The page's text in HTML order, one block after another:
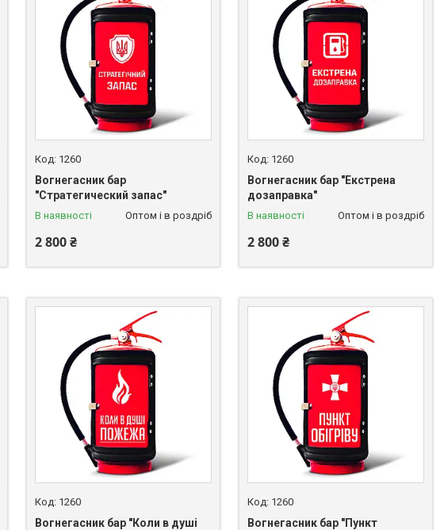
1260
Вогнегасник бар
"Стратегический запас"
В наявності Оптом і в роздріб
2 800 ₴
1260
Вогнегасник бар "Екстрена
дозаправка"
В наявності Оптом і в роздріб
2 800 ₴
1260
Вогнегасник бар "Коли в душі
1260
Вогнегасник бар "Пункт